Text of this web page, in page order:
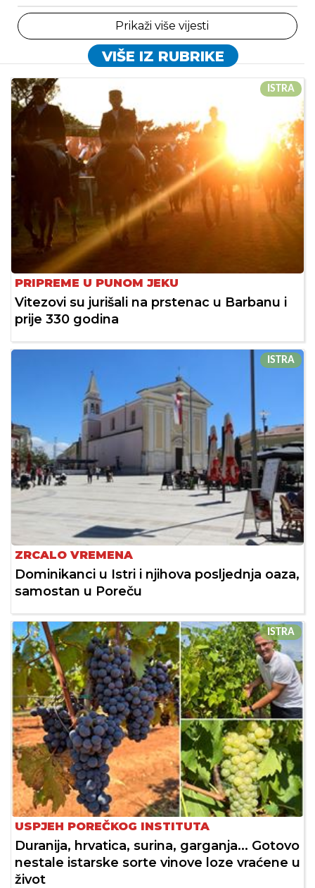
Prikaži više vijesti
VIŠE IZ RUBRIKE
ISTRA
PRIPREME U PUNOM JEKU
Vitezovi su jurišali na prstenac u Barbanu i
prije 330 godina
ISTRA
ZRCALO VREMENA
Dominikanci u Istri i njihova posljednja oaza,
samostan u Poreču
ISTRA
USPJEH POREČKOG INSTITUTA
Duranija, hrvatica, surina, garganja... Gotovo
nestale istarske sorte vinove loze vraćene u
život